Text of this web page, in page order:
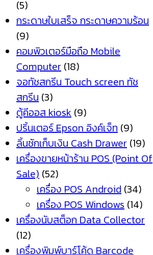
(5)
กระดาษใบเสร็จ กระดาษความร้อน
(9)
คอมพิวเตอร์มือถือ Mobile
Computer (18)
จอทัชสกรีน Touch screen ทัช
สกรีน (3)
ตู้คีออส kiosk (9)
ปริ้นเตอร์ Epson อิงค์เจ็ท (9)
ลิ้นชักเก็บเงิน Cash Drawer (19)
เครื่องขายหน้าร้าน POS (Point Of
Sale) (52)
เครื่อง POS Android (34)
เครื่อง POS Windows (14)
เครื่องนับสต็อก Data Collector
(12)
เครื่องพิมพ์บาร์โค้ด Barcode